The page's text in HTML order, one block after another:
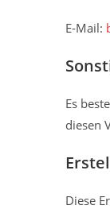
E-Mail:
Es
diesen
Diese